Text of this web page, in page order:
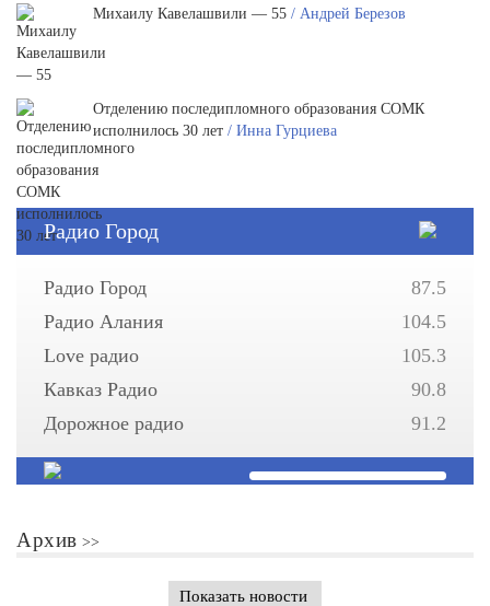
Михаилу Кавелашвили — 55 / Андрей Березов
Отделению последипломного образования СОМК
исполнилось 30 лет / Инна Гурциева
Радио Город
Радио Город
87.5
Радио Алания
104.5
Love радио
105.3
Кавказ Радио
90.8
Дорожное радио
91.2
Архив
Показать новости